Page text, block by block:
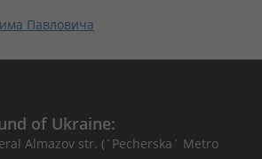
Павловича
of Ukraine:
Almazov str. (`Pecherska` Metro